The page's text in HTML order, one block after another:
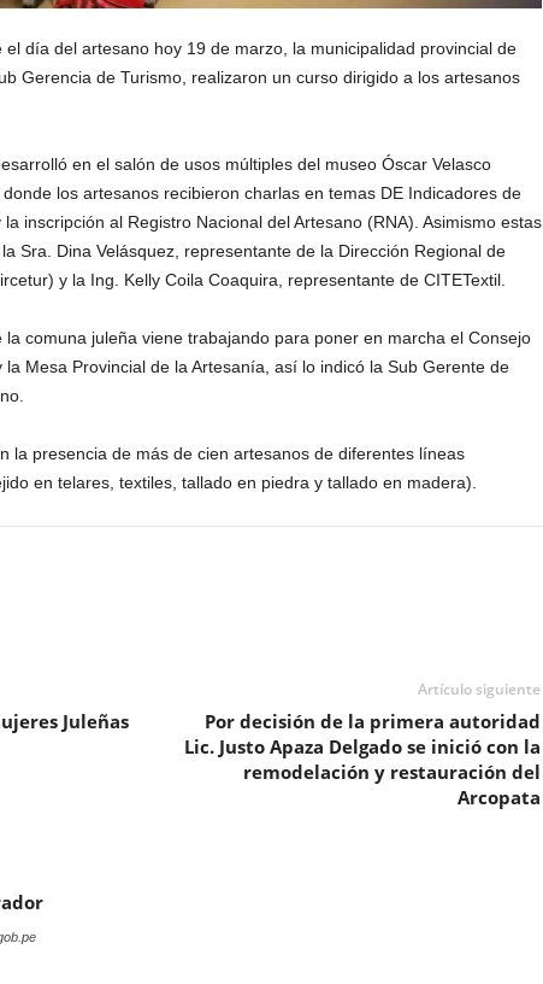
día del artesano hoy 19 de marzo, la municipalidad provincial de
Gerencia de Turismo, realizaron un curso dirigido a los artesanos
en el salón de usos múltiples del museo Óscar Velasco
los artesanos recibieron charlas en temas DE Indicadores de
inscripción al Registro Nacional del Artesano (RNA). Asimismo estas
Sra. Dina Velásquez, representante de la Dirección Regional de
y la Ing. Kelly Coila Coaquira, representante de CITETextil.
comuna juleña viene trabajando para poner en marcha el Consejo
Mesa Provincial de la Artesanía, así lo indicó la Sub Gerente de
la presencia de más de cien artesanos de diferentes líneas
en telares, textiles, tallado en piedra y tallado en madera).
Juleñas
Artículo siguiente
Por decisión de la primera autoridad
Lic. Justo Apaza Delgado se inició con la
remodelación y restauración del
Arcopata